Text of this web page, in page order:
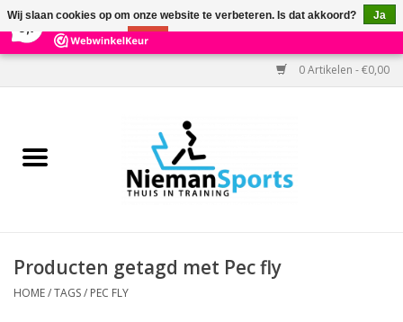
303 Reviews ×
0 Artikelen - €0,00
Home
Kracht
Producten getagd met Pec fly
HOME/TAGS/ PEC FLY
Wij slaan cookies op om onze website te verbeteren. Is dat akkoord?
Ja
Nee